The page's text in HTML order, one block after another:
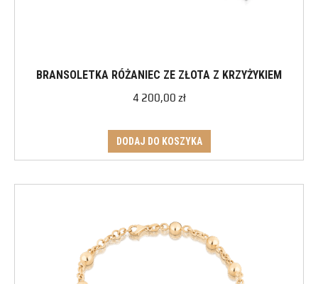
BRANSOLETKA RÓŻANIEC ZE ZŁOTA Z KRZYŻYKIEM
4 200,00 zł
DODAJ DO KOSZYKA